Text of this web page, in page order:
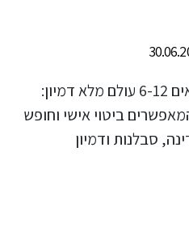
מותאם לילדי חינוך מיוחד גילאים 6-12 עולם מלא דמיון:
ביטוי אישי וחופש
סבלנות ודמיון